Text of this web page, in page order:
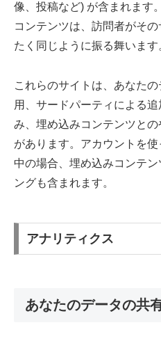
像、投稿など) が含まれます
コンテンツは、訪問者がそ
たく同じように振る舞います
これらのサイトは、あなた
用、サードパーティによる
み、埋め込みコンテンツと
があります。アカウントを
中の場合、埋め込みコンテ
ングも含まれます。
アナリティクス
あなたのデータの共